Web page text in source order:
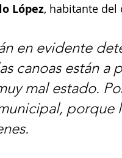
López, habitante
en evidente
canoas están
mal estado.
porque